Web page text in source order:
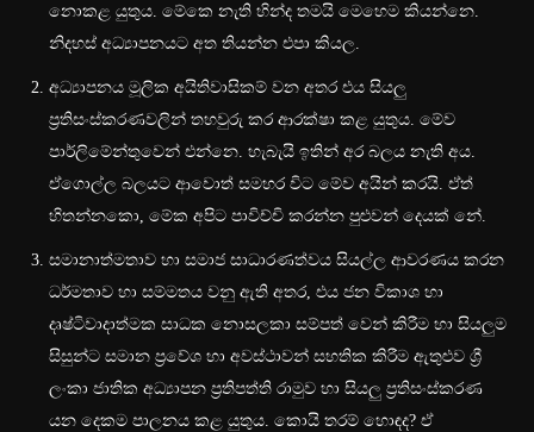
නොකළ යුතුය. මේකෙ නැති හින්ද තමයි මෙහෙම කියන්නෙ.
නිදහස් අධ්‍යාපනයට අත තියන්න එපා කියල.
අධ්‍යාපනය මූලික අයිතිවාසිකම් වන අතර එය සියලු
ප්‍රතිසංස්කරණවලින් තහවුරු කර ආරක්ෂා කළ යුතුය. මේව
පාර්ලිමේන්තුවෙන් එන්නෙ. හැබැයි ඉතින් අර බලය නැති අය.
ඒගොල්ල බලයට ආවොත් සමහර විට මේව අයින් කරයි. ඒත්
හිතන්නකො, මේක අපිට පාවිච්චි කරන්න පුළුවන් දෙයක් නේ.
සමානාත්මතාව හා සමාජ සාධාරණත්වය සියල්ල ආවරණය කරන
ධර්මතාව හා සම්මතය වනු ඇති අතර, එය ජන විකාශ හා
දෘෂ්ටිවාදාත්මක සාධක නොසලකා සම්පත් වෙන් කිරීම හා සියලුම
සිසුන්ට සමාන ප්‍රවේශ හා අවස්ථාවන් සහතික කිරීම ඇතුළුව ශ්‍රී
ලංකා ජාතික අධ්‍යාපන ප්‍රතිපත්ති රාමුව හා සියලු ප්‍රතිසංස්කරණ
යන දෙකම පාලනය කළ යුතුය. කොයි තරම් හොඳද? ඒ